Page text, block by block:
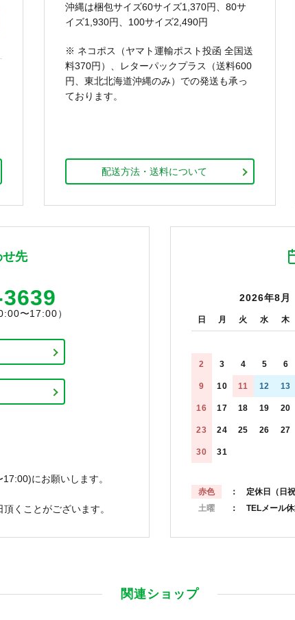
沖縄は梱包サイズ60サイズ1,370円、80サ
イズ1,930円、100サイズ2,490円
※ ネコポス（ヤマト運輸ポスト投函 全国送
料370円）、レターパックプラス（送料600
円、東北北海道沖縄のみ）での発送も承っ
ております。
配送方法・送料について
せ先
〜17:00）
にお願いします。
くことがございます。
2026年8月
日 月 火 水 木
2 3 4 5 6
9 10 11 12 13
16 17 18 19 20
23 24 25 26 27
30 31
赤色 ： 定休日（日祝
土曜
： TELメール休
関連ショップ